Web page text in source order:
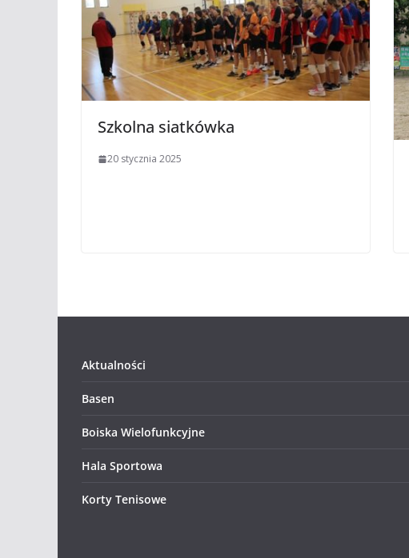
Szkolna siatkówka
20 stycznia 2025
Aktualności
Basen
Boiska Wielofunkcyjne
Hala Sportowa
Korty Tenisowe